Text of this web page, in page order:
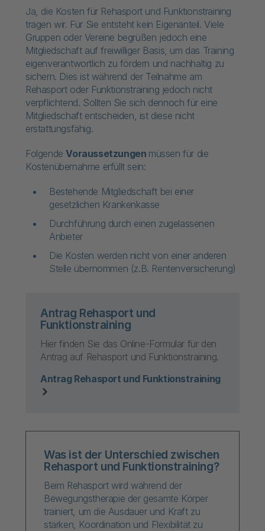
Ja, die Kosten für Rehasport und Funktionstraining
tragen wir. Für Sie entsteht kein Eigenanteil. Viele
Gruppen oder Vereine begrüßen jedoch eine
Mitgliedschaft auf freiwilliger Basis, um das Training
eigenverantwortlich zu fördern und nachhaltig zu
sichern. Dies ist während der Teilnahme am
Rehasport oder Funktionstraining jedoch nicht
verpflichtend. Sollten Sie sich dennoch für eine
Mitgliedschaft entscheiden, ist diese nicht
erstattungsfähig.
FolgendeVoraussetzungen müssen für die
Kostenübernahme erfüllt sein:
Bestehende Mitgliedschaft bei einer
gesetzlichen Krankenkasse
Durchführung durch einen zugelassenen
Anbieter
Die Kosten werden nicht von einer anderen
Stelle übernommen (z.B. Rentenversicherung)
Antrag Rehasport und
Funktionstraining
Hier finden Sie das Online-Formular für den
Antrag auf Rehasport und Funktionstraining.
Antrag Rehasport und Funktionstraining
Was ist der Unterschied zwischen
Rehasport und Funktionstraining?
Beim Rehasport wird während der
Bewegungstherapie der gesamte Körper
trainiert, um die Ausdauer und Kraft zu
stärken, Koordination und Flexibilität zu